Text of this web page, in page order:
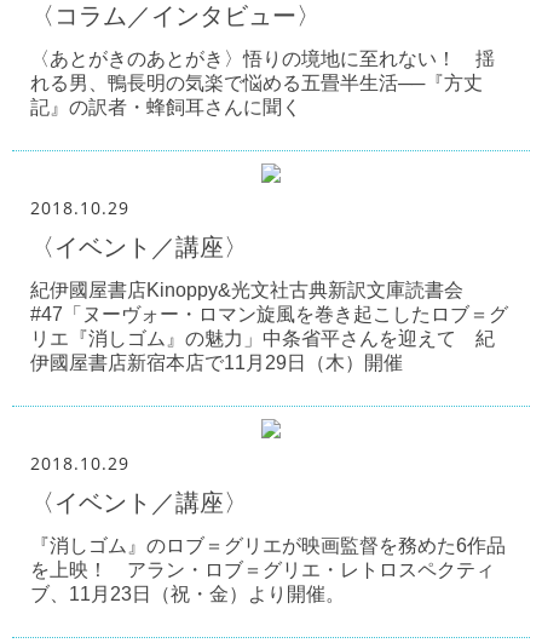
〈コラム／インタビュー〉
〈あとがきのあとがき〉悟りの境地に至れない！ 揺
れる男、鴨長明の気楽で悩める五畳半生活──『方丈
記』の訳者・蜂飼耳さんに聞く
2018.10.29
〈イベント／講座〉
紀伊國屋書店Kinoppy&光文社古典新訳文庫読書会
#47「ヌーヴォー・ロマン旋風を巻き起こしたロブ＝グ
リエ『消しゴム』の魅力」中条省平さんを迎えて 紀
伊國屋書店新宿本店で11月29日（木）開催
2018.10.29
〈イベント／講座〉
『消しゴム』のロブ＝グリエが映画監督を務めた6作品
を上映！ アラン・ロブ＝グリエ・レトロスペクティ
ブ、11月23日（祝・金）より開催。